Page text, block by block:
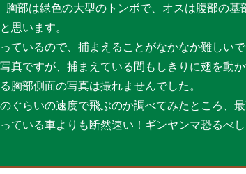
部は緑色の大型のトンボで、オスは腹部の基
思います。
ているので、捕まえることがなかなか難しいで
真ですが、捕まえている間もしきりに翅を動
胸部側面の写真は撮れませんでした。
ぐらいの速度で飛ぶのか調べてみたところ、
ている車よりも断然速い！ギンヤンマ恐るべし